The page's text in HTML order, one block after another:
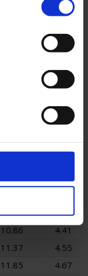
2.13
2.28
2.42
2.70
2.92
3.20
10.36 4.20
10.86 4.41
11.37 4.55
11.85 4.67